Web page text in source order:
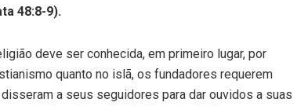
48:8-9).
deve ser conhecida, em primeiro lugar, por
quanto no islã, os fundadores requerem
a seus seguidores para dar ouvidos a suas